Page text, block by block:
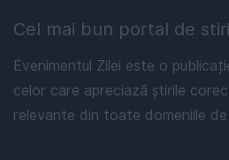
Cel mai bun portal de
Evenimentul Zilei este o
celor care apreciază știrile
relevante din toate domeniile